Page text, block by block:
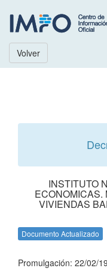
Volver
INSTITUTO
ECONOMICAS.
VIVIENDAS
Documento Actualizado
Promulgación: 22/02/